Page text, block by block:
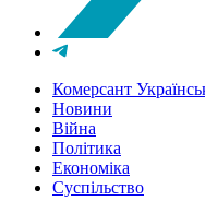
Комерсант
Новини
Війна
Політика
Економіка
Суспільство